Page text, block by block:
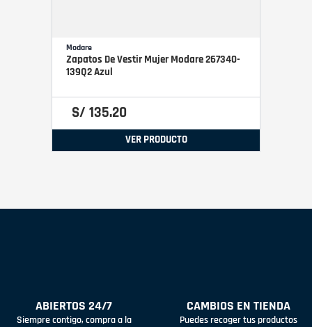
Modare
Zapatos De Vestir Mujer Modare 267340-
139Q2 Azul
S/ 135.20
VER PRODUCTO
ABIERTOS 24/7
Siempre contigo, compra a la
CAMBIOS EN TIENDA
Puedes recoger tus productos